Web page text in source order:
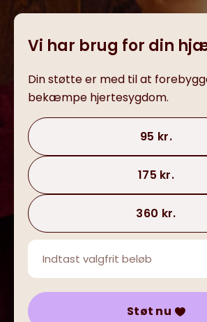
Vi har brug for din
Din støtte er med til at
bekæmpe hjertesygdom.
95 kr.
175 kr.
360 kr.
Støt nu